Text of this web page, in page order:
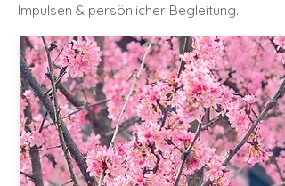
Impulsen & persönlicher Begleitung.